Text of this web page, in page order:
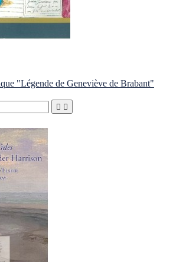
"Légende de Geneviève de Brabant"
 